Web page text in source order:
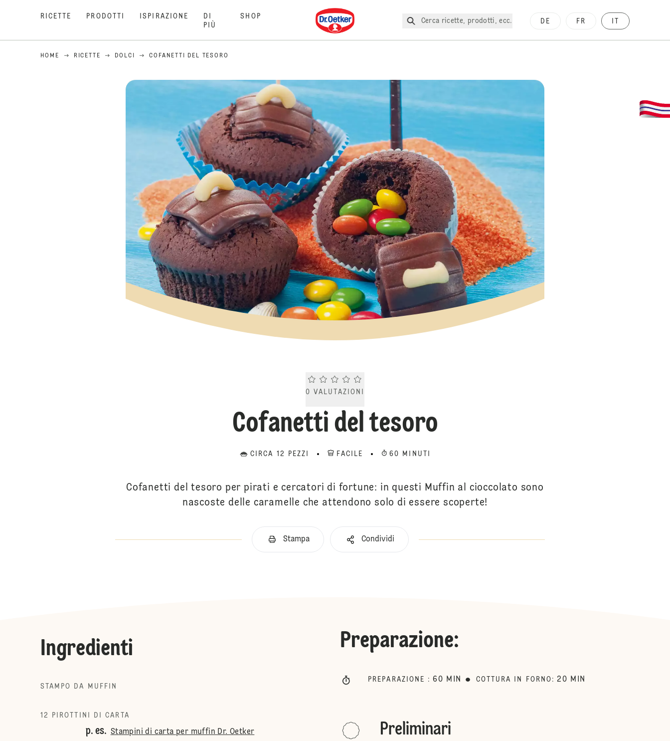
RICETTE PRODOTTI ISPIRAZIONE
DI
PIÙ
SHOP Dr. Oetker
Cerca ricette, prodotti, ecc. DE FR
HOME RICETTE DOLCI COFANETTI DEL TESORO
Current rating 0.0. Click to rate.
0 VALUTAZIONI
Cofanetti del tesoro
CIRCA 12 PEZZI FACILE 60 MINUTI
Cofanetti del tesoro per pirati e cercatori di fortune: in questi Muffin al cioccolato sono
nascoste delle caramelle che attendono solo di essere scoperte!
Stampa Condividi
Ingredienti
STAMPO DA MUFFIN
12 PIROTTINI DI CARTA
p. es. Stampini di carta per muffin Dr. Oetker
Preparazione:
PREPARAZIONE : 60 MIN COTTURA IN FORNO : 20 MIN
Preliminari